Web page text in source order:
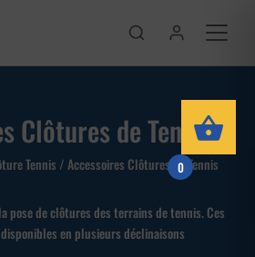
Clôtures de Tennis
Tennis / Accessoires Clôtures de Tennis
pose de clôtures des terrains de tennis. Ces
en plusieurs déclinaisons
0